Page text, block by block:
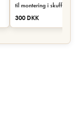
til montering i skuffe
eller skab - Sort
300 DKK